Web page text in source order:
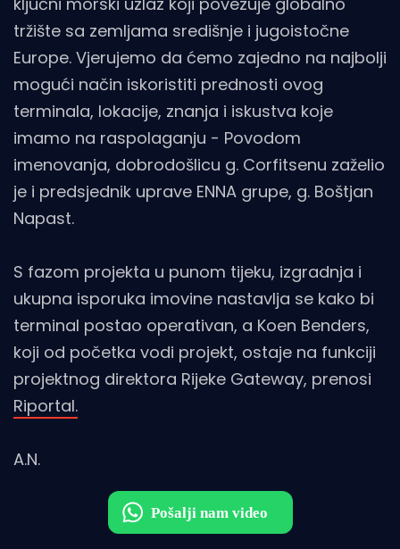
tržište sa zemljama središnje i jugoistočne
Europe. Vjerujemo da ćemo zajedno na najbolji
mogući način iskoristiti prednosti ovog
terminala, lokacije, znanja i iskustva koje
imamo na raspolaganju - Povodom
imenovanja, dobrodošlicu g. Corfitsenu zaželio
je i predsjednik uprave ENNA grupe, g. Boštjan
Napast.
S fazom projekta u punom tijeku, izgradnja i
ukupna isporuka imovine nastavlja se kako bi
terminal postao operativan, a Koen Benders,
koji od početka vodi projekt, ostaje na funkciji
projektnog direktora Rijeke Gateway, prenosi
Riportal.
A.N.